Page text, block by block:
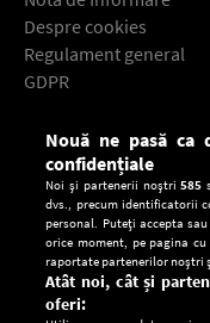
Despre cookies
Regulament general
GDPR
Descarcă gratuit
Nouă ne pasă ca
confidențiale
Noi și partenerii noștri585
dvs., precum identificatorii
personal. Puteți accepta
orice moment, pe pagina
raportate partenerilor noștri
Atât noi, cât și
oferi: